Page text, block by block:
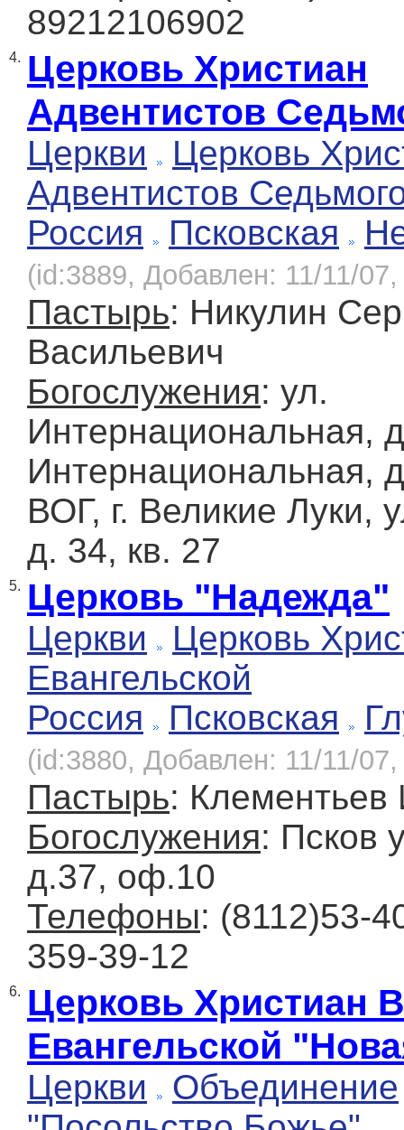
89212106902
4. Церковь Христиан
Адвентистов
Церкви
Церковь
Адвентистов
Россия
Псковская
(id:3889, Добавлен: 11/11/
Пастырь: Никулин
Васильевич
Богослужения: ул.
Интернациональная,
Интернациональная,
ВОГ, г. Великие Луки,
д. 34, кв. 27
5. Церковь "Надежда"
Церкви
Церковь
Евангельской
Россия
Псковская
(id:3880, Добавлен: 11/11/
Пастырь: Клементьев
Богослужения: Псков
д.37, оф.10
Телефоны: (8112)53-
359-39-12
6. Церковь Христиан
Евангельской
Церкви
Объединение